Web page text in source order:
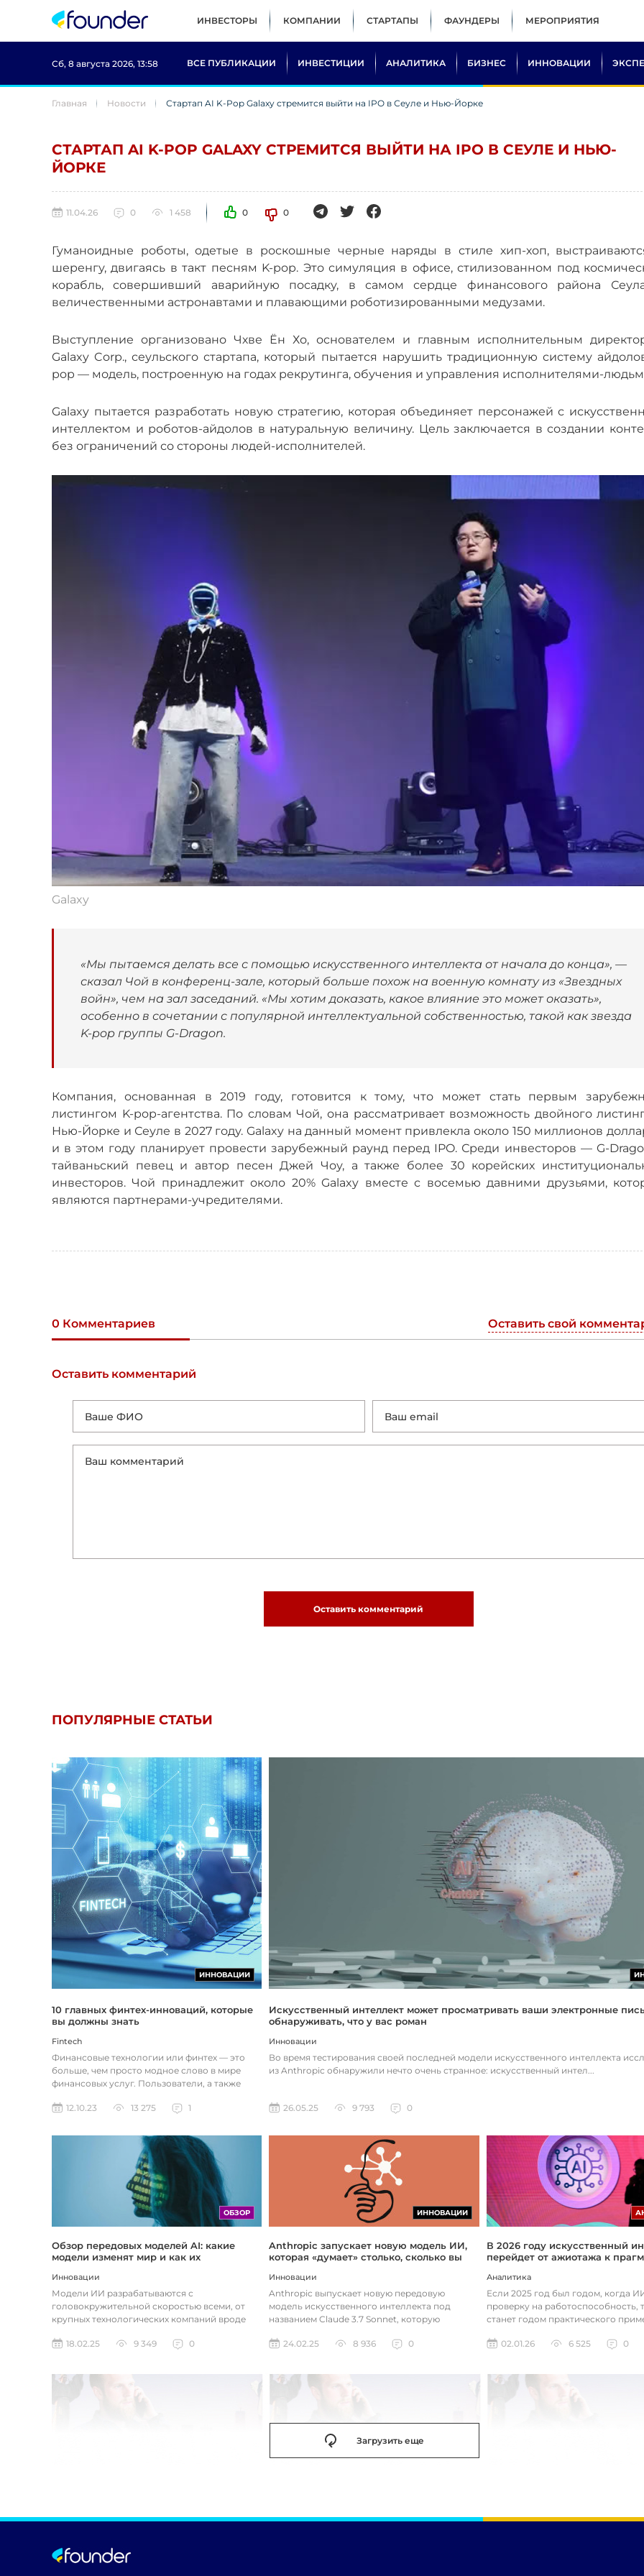
ИНВЕСТОРЫ КОМПАНИИ СТАРТАПЫ ФАУНДЕРЫ МЕРОПРИЯТИЯ
Сб, 8 августа 2026, 13:58 ВСЕ ПУБЛИКАЦИИ ИНВЕСТИЦИИ АНАЛИТИКА БИЗНЕС ИННОВАЦИИ
Главная Новости Стартап AI K-Pop Galaxy стремится выйти на IPO в Сеуле и Нью-Йорке
СТАРТАП AI K-POP GALAXY СТРЕМИТСЯ ВЫЙТИ НА IPO В СЕУЛЕ И НЬЮ-
ЙОРКЕ
11.04.26 0 1 458 0 0
Гуманоидные роботы, одетые в роскошные черные наряды в стиле хип-хоп,
шеренгу, двигаясь в такт песням K-pop. Это симуляция в офисе, стилизованном под
корабль, совершивший аварийную посадку, в самом сердце финансового района
величественными астронавтами и плавающими роботизированными медузами.
Выступление организовано Чхве Ён Хо, основателем и главным исполнительным
Galaxy Corp., сеульского стартапа, который пытается нарушить традиционную систему
pop — модель, построенную на годах рекрутинга, обучения и управления исполнителями-
Galaxy пытается разработать новую стратегию, которая объединяет персонажей с
интеллектом и роботов-айдолов в натуральную величину. Цель заключается в создании
без ограничений со стороны людей-исполнителей.
Galaxy
«Мы пытаемся делать все с помощью искусственного интеллекта от начала до конца», —
сказал Чой в конференц-зале, который больше похож на военную комнату из «Звездных
войн», чем на зал заседаний. «Мы хотим доказать, какое влияние это может оказать»,
особенно в сочетании с популярной интеллектуальной собственностью, такой как звезда
K-pop группы G-Dragon.
Компания, основанная в 2019 году, готовится к тому, что может стать первым
листингом K-pop-агентства. По словам Чой, она рассматривает возможность двойного
Нью-Йорке и Сеуле в 2027 году. Galaxy на данный момент привлекла около 150 миллионов
и в этом году планирует провести зарубежный раунд перед IPO. Среди инвесторов — G-
тайваньский певец и автор песен Джей Чоу, а также более 30 корейских
инвесторов. Чой принадлежит около 20% Galaxy вместе с восемью давними друзьями,
являются партнерами-учредителями.
0 Комментариев Оставить свой
Оставить комментарий
Оставить комментарий
ПОПУЛЯРНЫЕ СТАТЬИ
ИННОВАЦИИ
10 главных финтех-инноваций, которые
вы должны знать
Fintech
Финансовые технологии или финтех — это
больше, чем просто модное слово в мире
финансовых услуг. Пользователи, а также
12.10.23
13 275 1
Искусственный интеллект может просматривать ваши электронные
обнаруживать, что у вас роман
Инновации
Во время тестирования своей последней модели искусственного интеллекта
из Anthropic обнаружили нечто очень странное: искусственный интел...
26.05.25 9 793 0
ОБЗОР
Обзор передовых моделей AI: какие
модели изменят мир и как их
Инновации
Модели ИИ разрабатываются с
головокружительной скоростью всеми, от
крупных технологических компаний вроде
Anthropic...
18.02.25 9 349 0
ИННОВАЦИИ
Anthropic запускает новую модель ИИ,
которая «думает» столько, сколько вы
Инновации
Anthropic выпускает новую передовую
модель искусственного интеллекта под
названием Claude 3.7 Sonnet, которую
24.02.25
8 936 0
В 2026 году искусственный
перейдет от ажиотажа к
Аналитика
Если 2025 год был годом, когда
проверку на работоспособность,
станет годом практического
02.01.26
6 525 0
Загрузить еще